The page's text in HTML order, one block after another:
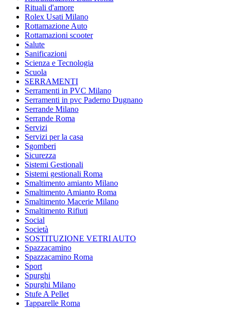
Rituali d'amore
Rolex Usati Milano
Rottamazione Auto
Rottamazioni scooter
Salute
Sanificazioni
Scienza e Tecnologia
Scuola
SERRAMENTI
Serramenti in PVC Milano
Serramenti in pvc Paderno Dugnano
Serrande Milano
Serrande Roma
Servizi
Servizi per la casa
Sgomberi
Sicurezza
Sistemi Gestionali
Sistemi gestionali Roma
Smaltimento amianto Milano
Smaltimento Amianto Roma
Smaltimento Macerie Milano
Smaltimento Rifiuti
Social
Società
SOSTITUZIONE VETRI AUTO
Spazzacamino
Spazzacamino Roma
Sport
Spurghi
Spurghi Milano
Stufe A Pellet
Tapparelle Roma